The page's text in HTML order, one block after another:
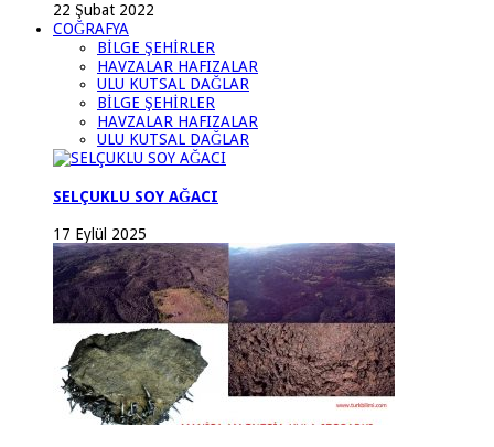
22 Şubat 2022
COĞRAFYA
BİLGE ŞEHİRLER
HAVZALAR HAFIZALAR
ULU KUTSAL DAĞLAR
BİLGE ŞEHİRLER
HAVZALAR HAFIZALAR
ULU KUTSAL DAĞLAR
SELÇUKLU SOY AĞACI
17 Eylül 2025